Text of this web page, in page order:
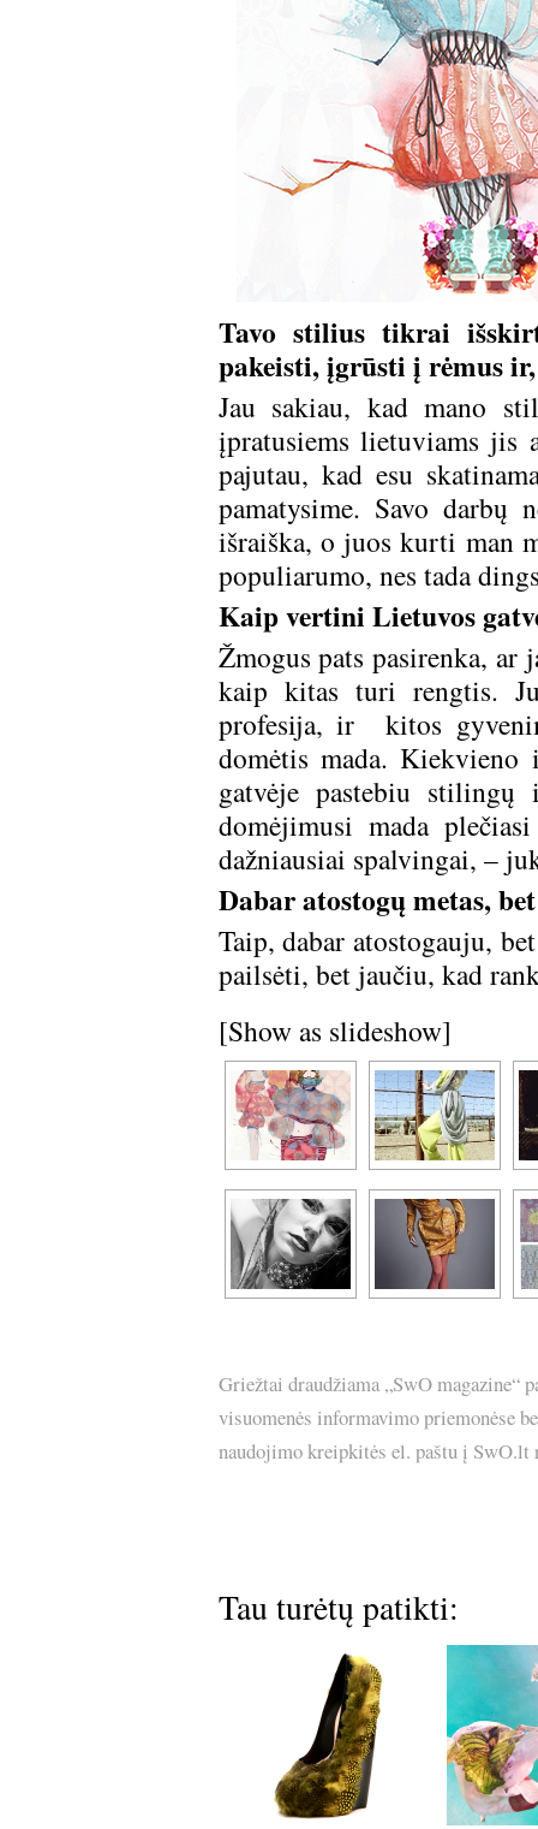
Tavo stilius tikrai
pakeisti, įgrūsti į rėmus
Jau sakiau, kad mano
įpratusiems lietuviams jis
pajutau, kad esu
pamatysime. Savo
išraiška, o juos kurti man
populiarumo, nes tada
Kaip vertini Lietuvos
Žmogus pats pasirenka,
kaip kitas turi rengtis.
profesija, ir kitos
domėtis mada.
gatvėje pastebiu
domėjimusi mada
dažniausiai spalvingai, –
Dabar atostogų metas,
Taip, dabar atostogauju,
pailsėti, bet jaučiu, kad
[Show as slideshow]
Griežtai draudžiama „SwO magazine“
visuomenės informavimo priemonėse
naudojimo kreipkitės el. paštu į
Tau turėtų patikti: